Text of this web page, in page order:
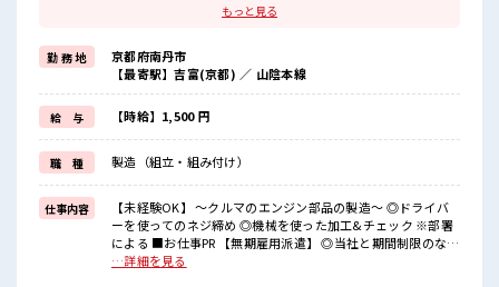
リア充より今は稼ぎたいが希望の方に！
残業月20時間以上あります☆
派手すぎなければ多少のヘアカラーもOKなのはウレシイPoint☆
制服アリなのでナニ着ていこうか朝の悩みが解消♪
ロッカー付き職場♪
サポート体制もバッチリ！
未経験からでも安心してスタートできます☆
■職場の雰囲気
《男性スタッフさんも多数カツヤク中》
分からないことも聞きやすい職場！
空調完備で年中カイテキ♪
キバツ過ぎなければ髪のカラーリングOK！
もっと見る
勤 務 地
京都府南丹市
【最寄駅】吉富(京都) ／ 山陰本線
給 与 【時給】1,500 円
職 種 製造（組立・組み付け）
仕事内容
【未経験OK】 ～クルマのエンジン部品の製造～ ◎ドライバ
ーを使ってのネジ締め ◎機械を使った加工&チェック ※部署
による ■お仕事PR 【無期雇用派遣】 ◎当社と期間制限のない
雇用契約を結んだ上で、 派遣先で働けます◎ 交替勤務で稼げ
…詳細を見る